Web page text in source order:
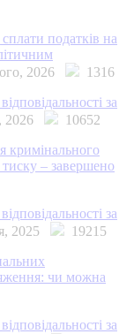
податків на
2026
1316
за
2026
10652
кримінального
– завершено
за
2025
19215
чи можна
за